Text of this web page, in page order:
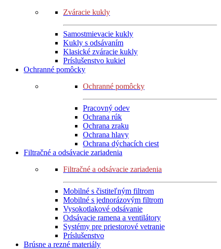
Zváracie kukly
Samostmievacie kukly
Kukly s odsávaním
Klasické zváracie kukly
Príslušenstvo kukiel
Ochranné pomôcky
Ochranné pomôcky
Pracovný odev
Ochrana rúk
Ochrana zraku
Ochrana hlavy
Ochrana dýchacích ciest
Filtračné a odsávacie zariadenia
Filtračné a odsávacie zariadenia
Mobilné s čistiteľným filtrom
Mobilné s jednorázovým filtrom
Vysokotlakové odsávanie
Odsávacie ramena a ventilátory
Systémy pre priestorové vetranie
Príslušenstvo
Brúsne a rezné materiály